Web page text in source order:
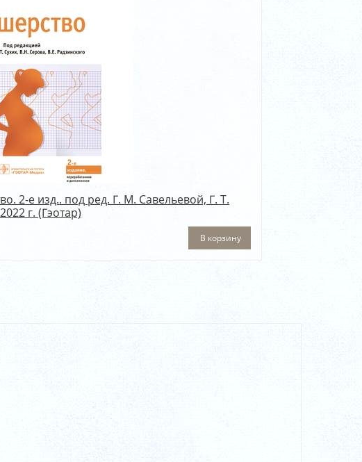
2-е изд.. под ред. Г. М. Савельевой, Г. Т.
г. (Гэотар)
В корзину